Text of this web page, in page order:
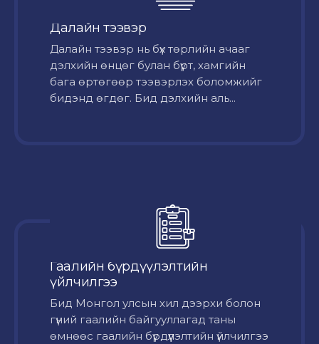
Далайн тээвэр
Далайн тээвэр нь бүх төрлийн ачааг
дэлхийн өнцөг булан бүрт, хамгийн
бага өртөгөөр тээвэрлэх боломжийг
бидэнд өгдөг. Бид дэлхийн аль...
Гаалийн бүрдүүлэлтийн
үйлчилгээ
Бид Монгол улсын хил дээрхи болон
гүний гаалийн байгууллагад таны
өмнөөс гаалийн бүрдүүлэлтийн үйлчилгээ